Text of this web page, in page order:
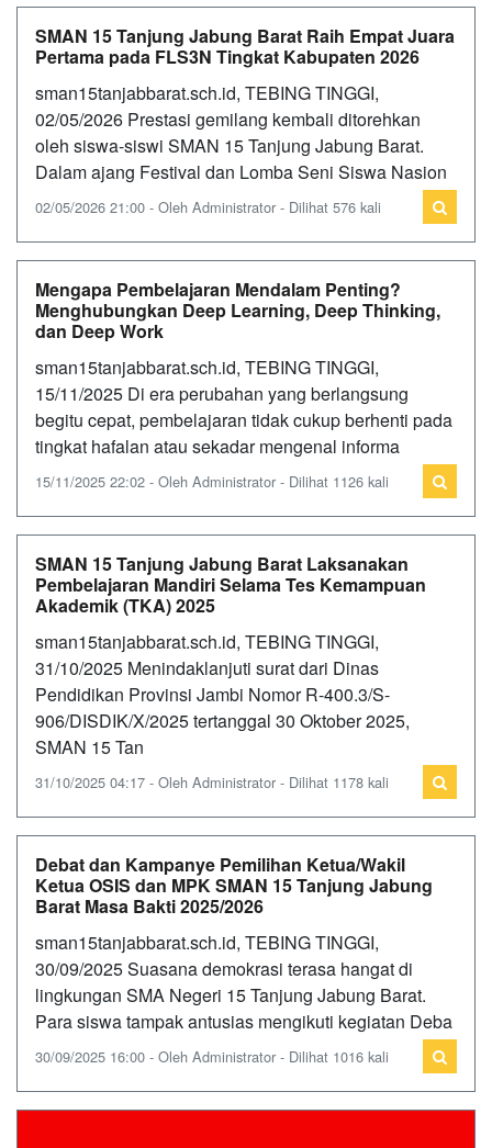
SMAN 15 Tanjung Jabung Barat Raih Empat Juara
Pertama pada FLS3N Tingkat Kabupaten 2026
sman15tanjabbarat.sch.id, TEBING TINGGI,
02/05/2026 Prestasi gemilang kembali ditorehkan
oleh siswa-siswi SMAN 15 Tanjung Jabung Barat.
Dalam ajang Festival dan Lomba Seni Siswa Nasion
02/05/2026 21:00 - Oleh Administrator - Dilihat 576 kali
Mengapa Pembelajaran Mendalam Penting?
Menghubungkan Deep Learning, Deep Thinking,
dan Deep Work
sman15tanjabbarat.sch.id, TEBING TINGGI,
15/11/2025 Di era perubahan yang berlangsung
begitu cepat, pembelajaran tidak cukup berhenti pada
tingkat hafalan atau sekadar mengenal informa
15/11/2025 22:02 - Oleh Administrator - Dilihat 1126 kali
SMAN 15 Tanjung Jabung Barat Laksanakan
Pembelajaran Mandiri Selama Tes Kemampuan
Akademik (TKA) 2025
sman15tanjabbarat.sch.id, TEBING TINGGI,
31/10/2025 Menindaklanjuti surat dari Dinas
Pendidikan Provinsi Jambi Nomor R-400.3/S-
906/DISDIK/X/2025 tertanggal 30 Oktober 2025,
SMAN 15 Tan
31/10/2025 04:17 - Oleh Administrator - Dilihat 1178 kali
Debat dan Kampanye Pemilihan Ketua/Wakil
Ketua OSIS dan MPK SMAN 15 Tanjung Jabung
Barat Masa Bakti 2025/2026
sman15tanjabbarat.sch.id, TEBING TINGGI,
30/09/2025 Suasana demokrasi terasa hangat di
lingkungan SMA Negeri 15 Tanjung Jabung Barat.
Para siswa tampak antusias mengikuti kegiatan Deba
30/09/2025 16:00 - Oleh Administrator - Dilihat 1016 kali